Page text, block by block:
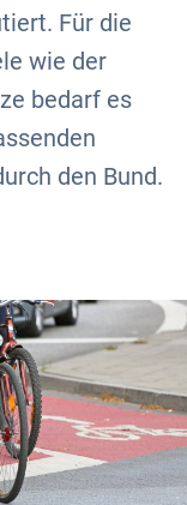
Für die
wie der
bedarf es
den Bund.